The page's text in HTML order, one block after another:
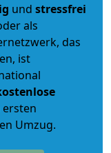
und stressfrei
als
das
ist
ersten
Umzug.